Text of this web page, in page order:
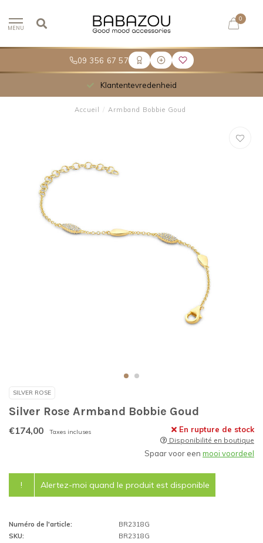
09 356 67 57
MENU
0
Klantentevredenheid
Accueil / Armband Bobbie Goud
SILVER ROSE
Silver Rose Armband Bobbie Goud
€174,00 Taxes incluses En rupture de stock
Disponibilité en boutique
Spaar voor een mooi voordeel
! Alertez-moi quand le produit est disponible
Numéro de l'article:
BR2318G
SKU:
BR2318G